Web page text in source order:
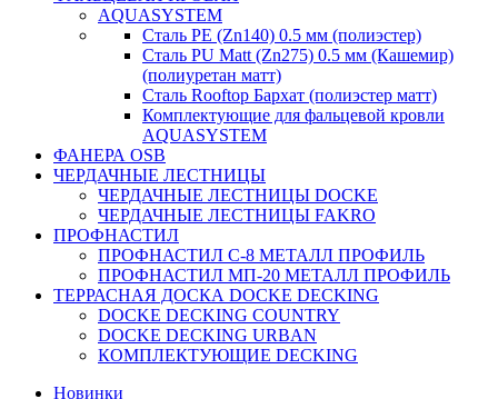
AQUASYSTEM
Сталь PE (Zn140) 0.5 мм (полиэстер)
Сталь PU Matt (Zn275) 0.5 мм (Кашемир)
(полиуретан матт)
Сталь Rooftop Бархат (полиэстер матт)
Комплектующие для фальцевой кровли
AQUASYSTEM
ФАНЕРА OSB
ЧЕРДАЧНЫЕ ЛЕСТНИЦЫ
ЧЕРДАЧНЫЕ ЛЕСТНИЦЫ DOCKE
ЧЕРДАЧНЫЕ ЛЕСТНИЦЫ FAKRO
ПРОФНАСТИЛ
ПРОФНАСТИЛ C-8 МЕТАЛЛ ПРОФИЛЬ
ПРОФНАСТИЛ МП-20 МЕТАЛЛ ПРОФИЛЬ
ТЕРРАСНАЯ ДОСКА DOCKE DECKING
DOCKE DECKING COUNTRY
DOCKE DECKING URBAN
КОМПЛЕКТУЮЩИЕ DECKING
Новинки